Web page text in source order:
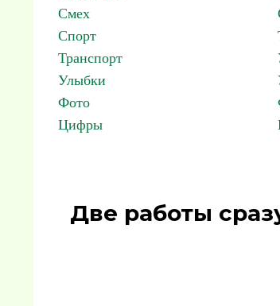
Смех
Спорт
Транспорт
Улыбки
Фото
Цифры
Две работы